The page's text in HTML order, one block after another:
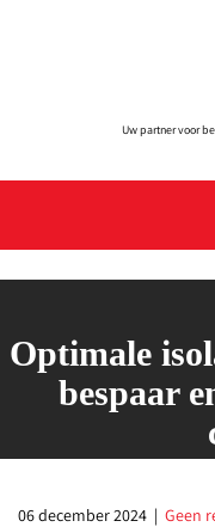
Uw partner voor
Optimale
bespaar
06 december 2024 | Geen